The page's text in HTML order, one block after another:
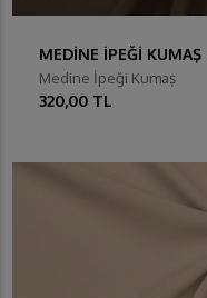
MEDİNE İPEĞİ KUMAŞ
Medine İpeği Kumaş
320,00 TL